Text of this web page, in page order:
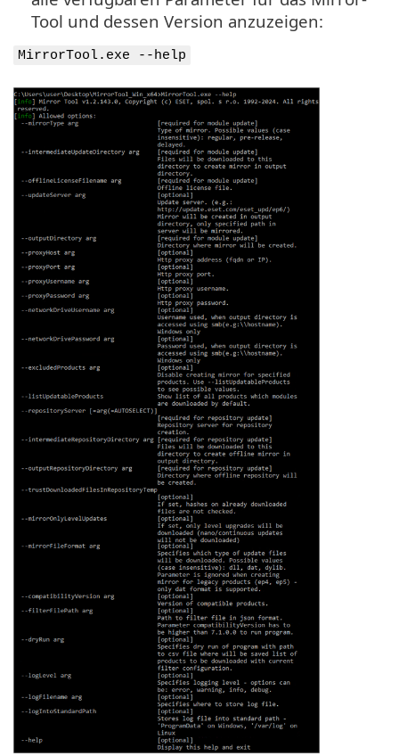
Tool und dessen Version anzuzeigen:
MirrorTool.exe --help